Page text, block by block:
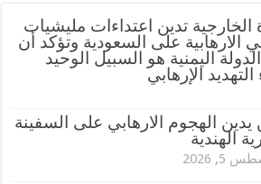
الخارجية تدين اعتداءات مليشيات
الارهابية على السعودية وتؤكد أن
اليمنية هو السبيل الوحيد
التهديد الإرهابي
يدين الهجوم الارهابي على السفينة
الهندية
5, 2026